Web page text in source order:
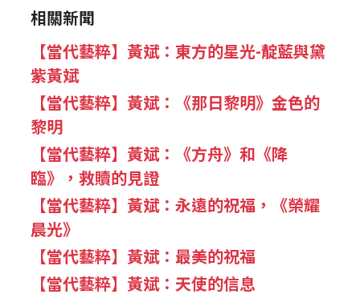
相關新聞
【當代藝粹】黃斌：東方的星光-靛藍與黛
紫黃斌
【當代藝粹】黃斌：《那日黎明》金色的
黎明
【當代藝粹】黃斌：《方舟》和《降
臨》，救贖的見證
【當代藝粹】黃斌：永遠的祝福，《榮耀
晨光》
【當代藝粹】黃斌：最美的祝福
【當代藝粹】黃斌：天使的信息